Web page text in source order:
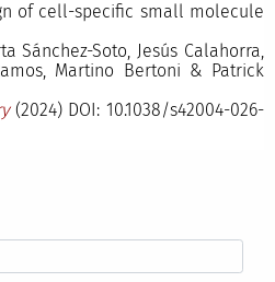
of cell-specific small molecule
Sánchez-Soto, Jesús Calahorra,
Martino Bertoni & Patrick
(2024) DOI: 10.1038/s42004-026-